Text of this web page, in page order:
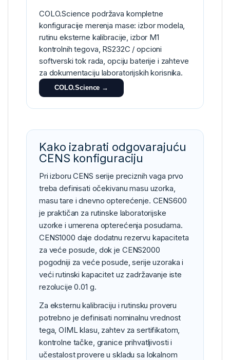
COLO.Science podržava kompletne
konfiguracije merenja mase: izbor modela,
rutinu eksterne kalibracije, izbor M1
kontrolnih tegova, RS232C / opcioni
softverski tok rada, opciju baterije i zahteve
za dokumentaciju laboratorijskih korisnika.
COLO.Science →
Kako izabrati odgovarajuću
CENS konfiguraciju
Pri izboru CENS serije preciznih vaga prvo
treba definisati očekivanu masu uzorka,
masu tare i dnevno opterećenje. CENS600
je praktičan za rutinske laboratorijske
uzorke i umerena opterećenja posudama.
CENS1000 daje dodatnu rezervu kapaciteta
za veće posude, dok je CENS2000
pogodniji za veće posude, serije uzoraka i
veći rutinski kapacitet uz zadržavanje iste
rezolucije 0.01 g.
Za eksternu kalibraciju i rutinsku proveru
potrebno je definisati nominalnu vrednost
tega, OIML klasu, zahtev za sertifikatom,
kontrolne tačke, granice prihvatljivosti i
učestalost provere u skladu sa lokalnom